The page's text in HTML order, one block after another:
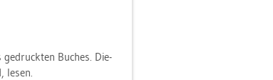
Bu­ches. Die­
lesen.